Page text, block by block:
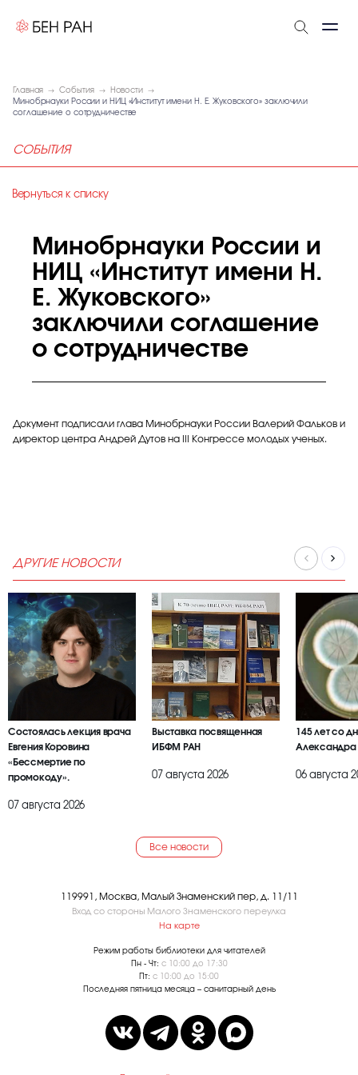
Главная События
Новости
Минобрнауки России и НИЦ «Институт имени Н. Е. Жуковского» заключили
соглашение о сотрудничестве
СОБЫТИЯ
Вернуться к списку
Минобрнауки России и
НИЦ «Институт имени Н.
Е. Жуковского»
заключили соглашение
о сотрудничестве
Документ подписали глава Минобрнауки России Валерий Фальков и
директор центра Андрей Дутов на III Конгрессе молодых ученых.
ДРУГИЕ НОВОСТИ
Состоялась лекция врача
Евгения Коровина
«Бессмертие по
промокоду».
07 августа 2026
Выставка посвященная
ИБФМ РАН
07 августа 2026
145 лет со
Александра
06 августа
Все новости
119991, Москва, Малый Знаменский пер, д. 11/11
Вход со стороны Малого Знаменского переулка
На карте
Режим работы библиотеки для читателей
Пн - Чт: с 10:00 до 17:30
Пт: с 10:00 до 15:00
Последняя пятница месяца – санитарный день